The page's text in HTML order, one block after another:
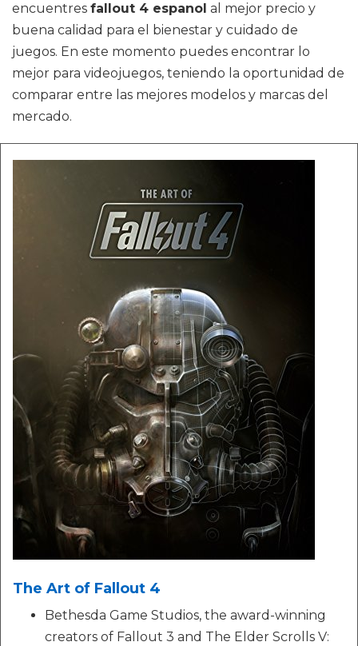
encuentres fallout 4 espanol al mejor precio y
buena calidad para el bienestar y cuidado de
juegos. En este momento puedes encontrar lo
mejor para videojuegos, teniendo la oportunidad de
comparar entre las mejores modelos y marcas del
mercado.
The Art of Fallout 4
Bethesda Game Studios, the award-winning
creators of Fallout 3 and The Elder Scrolls V: